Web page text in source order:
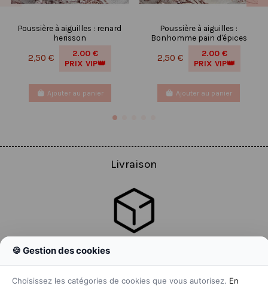
Poussière à aiguilles : renard
herisson
2,50 €
2.00 €
PRIX VIP👑
Ajouter au panier
Poussière à aiguilles :
Bonhomme pain d'épices
2,50 €
2.00 €
PRIX VIP👑
Ajouter au panier
Livraison
🍪 Gestion des cookies
Choisissez les catégories de cookies que vous autorisez. En